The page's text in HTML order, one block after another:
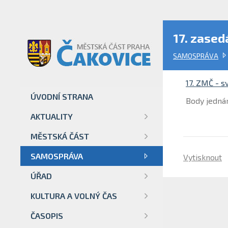
17.
SAMOSPRÁVA
ÚVODNÍ STRANA
AKTUALITY
MĚSTSKÁ ČÁST
SAMOSPRÁVA
ÚŘAD
KULTURA A VOLNÝ ČAS
ČASOPIS
17. ZMČ -
Body
Vytisknout